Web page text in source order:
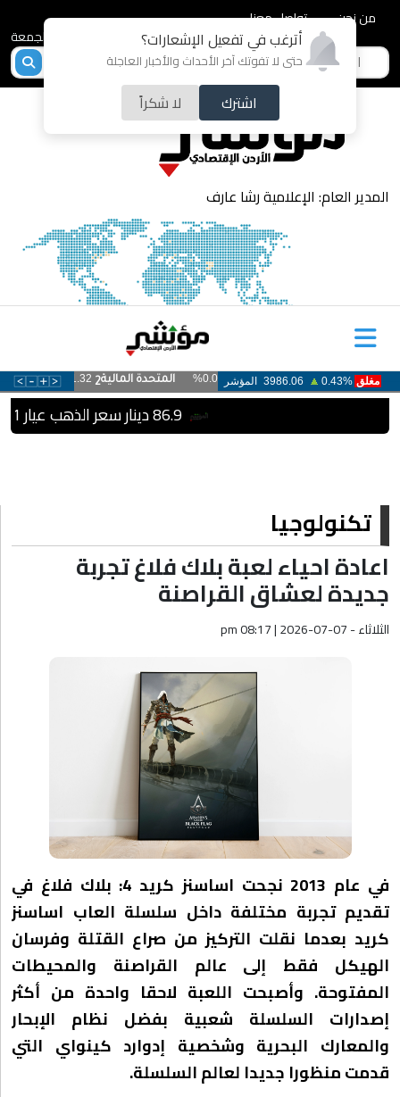
أترغب في تفعيل الإشعارات؟
حتى لا تفوتك آخر الأحداث والأخبار العاجلة
اشترك لا شكراً
من نحن
تواصل معنا
المدير العام: الإعلامية رشا عارف
86.9 دينار سعر الذهب عيار 21 بالسوق المحلية
تكنولوجيا
اعادة احياء لعبة بلاك فلاغ تجربة
جديدة لعشاق القراصنة
الثلاثاء - pm 08:17 | 2026-07-07
في عام 2013 نجحت اساسنز كريد 4: بلاك فلاغ في
تقديم تجربة مختلفة داخل سلسلة العاب اساسنز
كريد بعدما نقلت التركيز من صراع القتلة وفرسان
الهيكل فقط إلى عالم القراصنة والمحيطات
المفتوحة. وأصبحت اللعبة لاحقا واحدة من أكثر
إصدارات السلسلة شعبية بفضل نظام الإبحار
والمعارك البحرية وشخصية إدوارد كينواي التي
قدمت منظورا جديدا لعالم السلسلة.